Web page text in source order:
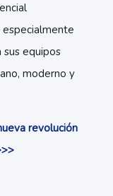
sus equipos
moderno y
revolución